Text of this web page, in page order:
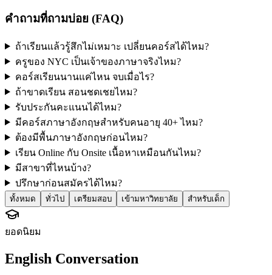
คำถามที่ถามบ่อย (FAQ)
ถ้าเรียนแล้วรู้สึกไม่เหมาะ เปลี่ยนคอร์สได้ไหม?
ครูของ NYC เป็นเจ้าของภาษาจริงไหม?
คอร์สเรียนนานแค่ไหน จบเมื่อไร?
ถ้าขาดเรียน สอนชดเชยไหม?
รับประกันคะแนนได้ไหม?
มีคอร์สภาษาอังกฤษสำหรับคนอายุ 40+ ไหม?
ต้องมีพื้นภาษาอังกฤษก่อนไหม?
เรียน Online กับ Onsite เนื้อหาเหมือนกันไหม?
มีสาขาที่ไหนบ้าง?
ปรึกษาก่อนสมัครได้ไหม?
ทั้งหมด ทั่วไป เตรียมสอบ เข้ามหาวิทยาลัย สำหรับเด็ก
ยอดนิยม
English Conversation